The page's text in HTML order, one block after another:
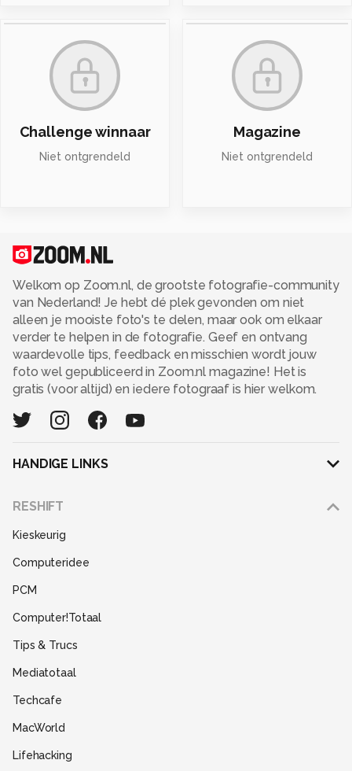
Challenge winnaar
Niet ontgrendeld
Magazine
Niet ontgrendeld
Welkom op Zoom.nl, de grootste fotografie-community
van Nederland! Je hebt dé plek gevonden om niet
alleen je mooiste foto's te delen, maar ook om elkaar
verder te helpen in de fotografie. Geef en ontvang
waardevolle tips, feedback en misschien wordt jouw
foto wel gepubliceerd in Zoom.nl magazine! Het is
gratis (voor altijd) en iedere fotograaf is hier welkom.
HANDIGE LINKS
RESHIFT
Kieskeurig
Computeridee
PCM
Computer!Totaal
Tips & Trucs
Mediatotaal
Techcafe
MacWorld
Lifehacking